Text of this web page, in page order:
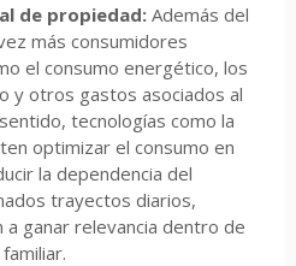
de propiedad: Además del
más consumidores
el consumo energético, los
y otros gastos asociados al
tecnologías como la
optimizar el consumo en
la dependencia del
trayectos diarios,
ganar relevancia dentro de